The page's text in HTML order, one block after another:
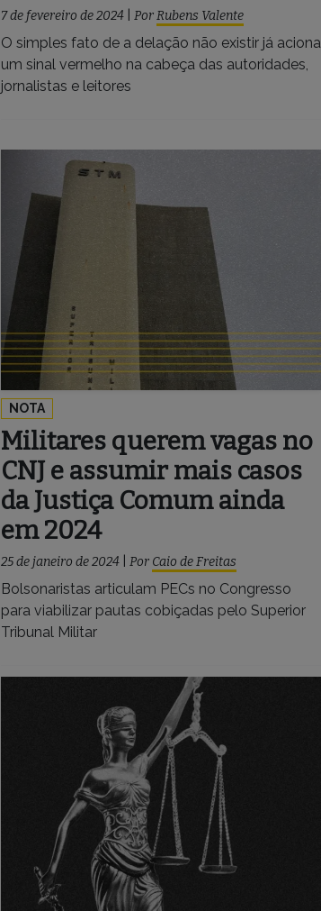
7 de fevereiro de 2024 PorRubens Valente
O simples fato de a delação não existir já aciona
um sinal vermelho na cabeça das autoridades,
jornalistas e leitores
NOTA
Militares querem vagas no
CNJ e assumir mais casos
da Justiça Comum ainda
em 2024
25 de janeiro de 2024 Por Caio de Freitas
Bolsonaristas articulam PECs no Congresso
para viabilizar pautas cobiçadas pelo Superior
Tribunal Militar